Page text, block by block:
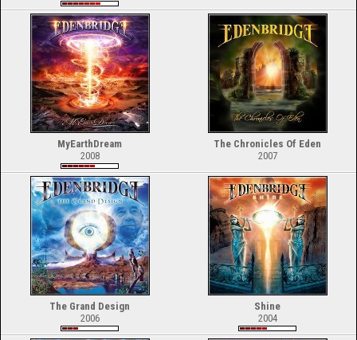
MyEarthDream
2008
The Chronicles Of Eden
2007
The Grand Design
2006
Shine
2004